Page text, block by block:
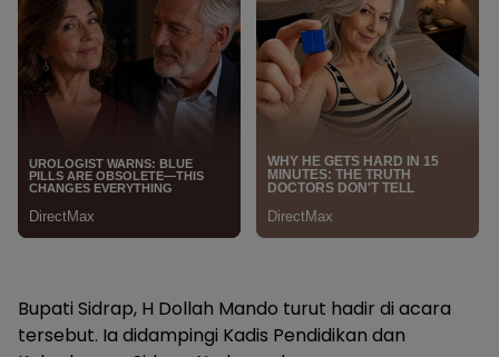
Bupati Sidrap, H Dollah Mando turut hadir di acara
tersebut. Ia didampingi Kadis Pendidikan dan